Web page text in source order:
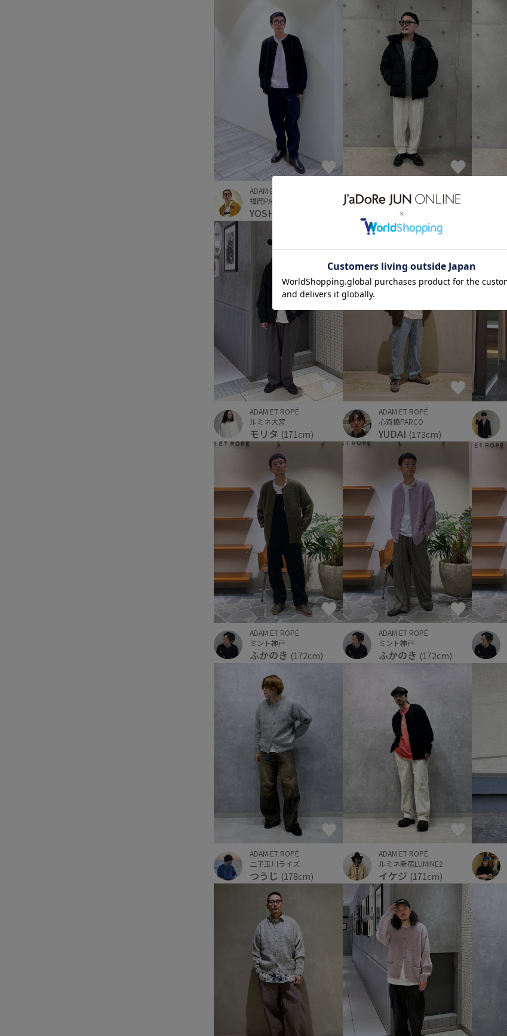
ADAM ET ROPÉ
福岡PARCO
YOSHIDA
本部スタッフ
前原 進也
ADAM ET ROPÉ
ルミネ大宮
モリタ (171cm)
ADAM ET ROPÉ
心斎橋PARCO
YUDAI (173cm)
ADAM ET ROPÉ
ミント神戸
ふかのき (172cm)
ADAM ET ROPÉ
ミント神戸
ふかのき (172cm)
ADAM ET ROPÉ
二子玉川ライズ
つうじ (178cm)
ADAM ET ROPÉ
ルミネ新宿LUMINE2
イケジ (171cm)